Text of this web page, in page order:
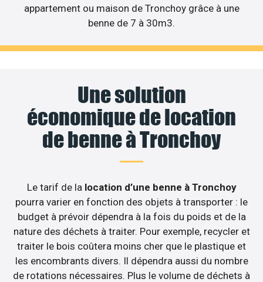
appartement ou maison de Tronchoy grâce à une
benne de 7 à 30m3.
Une solution
économique de location
de benne à Tronchoy
Le tarif de la location d’une benne à Tronchoy
pourra varier en fonction des objets à transporter : le
budget à prévoir dépendra à la fois du poids et de la
nature des déchets à traiter. Pour exemple, recycler et
traiter le bois coûtera moins cher que le plastique et
les encombrants divers. Il dépendra aussi du nombre
de rotations nécessaires. Plus le volume de déchets à